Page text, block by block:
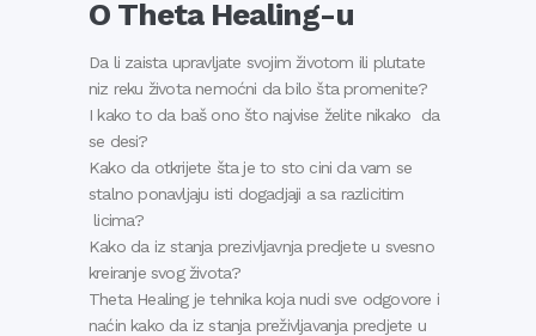
O Theta Healing-u
Da li zaista upravljate svojim životom ili plutate
niz reku života nemoćni da bilo šta promenite?
I kako to da baš ono što najvise želite nikako da
se desi?
Kako da otkrijete šta je to sto cini da vam se
stalno ponavljaju isti dogadjaji a sa razlicitim
licima?
Kako da iz stanja prezivljavnja predjete u svesno
kreiranje svog života?
Theta Healing je tehnika koja nudi sve odgovore i
naćin kako da iz stanja preživljavanja predjete u